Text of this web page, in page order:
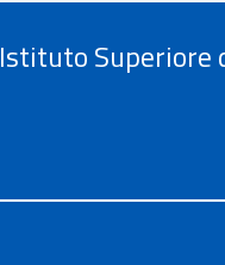
Istituto Superiore